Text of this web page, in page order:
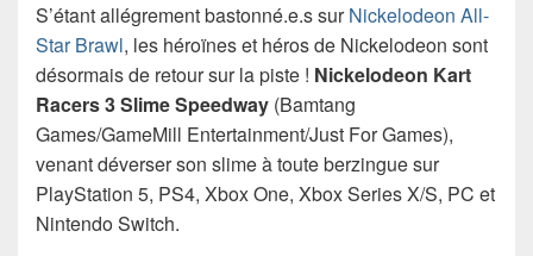
S’étant allégrement bastonné.e.s surNickelodeon All-
Star Brawl, les héroïnes et héros de Nickelodeon sont
désormais de retour sur la piste ! Nickelodeon Kart
Racers 3 Slime Speedway (Bamtang
Games/GameMill Entertainment/Just For Games),
venant déverser son slime à toute berzingue sur
PlayStation 5, PS4, Xbox One, Xbox Series X/S, PC et
Nintendo Switch.